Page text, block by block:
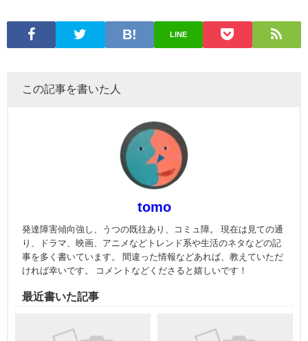
LINE
この記事を書いた人
tomo
発達障害傾向強し、うつの既往あり、コミュ障。 現在は見ての通
り、ドラマ、映画、アニメなどトレンド系や生活のネタなどの記
事を多く書いています。 間違った情報などあれば、教えていただ
ければ幸いです。 コメントなどくださると嬉しいです！
最近書いた記事